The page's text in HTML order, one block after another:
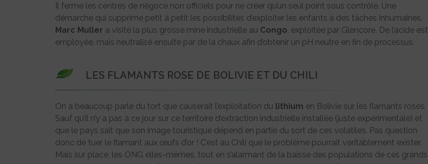
Il ferme les centres de négoce non officiels pour ne créer qu’un seul point sous contrôle. Une
démarche qui supprime petit à petit les possibilités d’exploiter les enfants à des tâches inhumaines.
Marc Muller a visité la plus grosse mine industrielle au Congo, exploitée par Glencore. De l’acide est
employée, mais neutralisé ensuite par de la chaux afin d’obtenir un pH neutre en fin de processus.
LES FLAMANTS ROSE DE BOLIVIE ET DU CHILI
On a beaucoup parlé du tort que causerait l’exploitation du lithium en Bolivie sur les flamants roses.
Sauf qu’il n’y a pas à ce jour sur ce territoire d’extraction industrielle installée (juste expérimentale) et
que le pays sait que son image touristique dépend en partie du sort de ces volatiles. Pas question
donc de tuer le flamant aux œufs d’or ! C’est au Chili que le problème pourrait véritablement exister.
Mais sur place, les ONG elles-mêmes, tout en s’alarmant de la baisse des populations de ces grands